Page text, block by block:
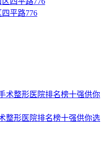
平路776
整形医院排名榜十强供你选